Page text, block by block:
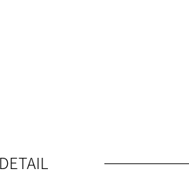
DETAIL